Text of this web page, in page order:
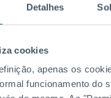
Detalhes
cookies
apenas os
funcionamento do